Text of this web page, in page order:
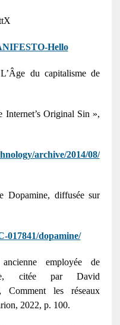
Hello
du capitalisme de
Original Sin »,
archive/2014/08/
diffusée sur
017841/dopamine/
employée de
citée par David
les réseaux
2022, p. 100.